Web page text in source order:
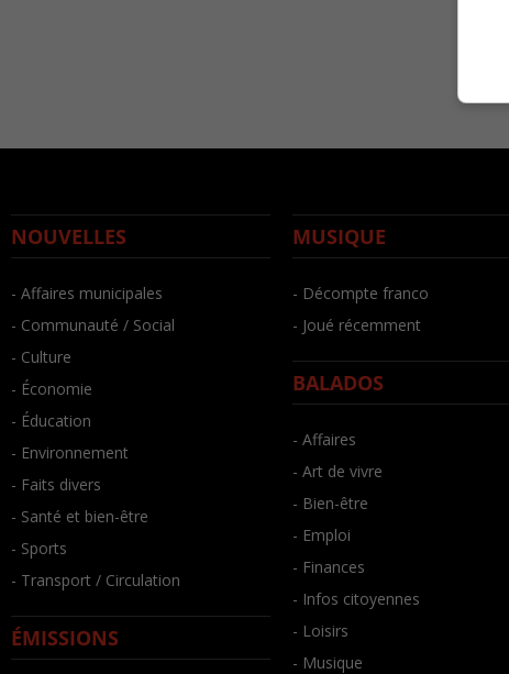
NOUVELLES
- Affaires municipales
- Communauté / Social
- Culture
- Économie
- Éducation
- Environnement
- Faits divers
- Santé et bien-être
- Sports
- Transport / Circulation
ÉMISSIONS
MUSIQUE
- Décompte franco
- Joué récemment
BALADOS
- Affaires
- Art de vivre
- Bien-être
- Emploi
- Finances
- Infos citoyennes
- Loisirs
- Musique